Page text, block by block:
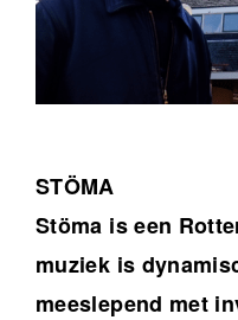
STÖMA
Stöma is een
muziek is
meeslepend met